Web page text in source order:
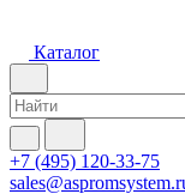
Каталог
+7 (495) 120-33-75